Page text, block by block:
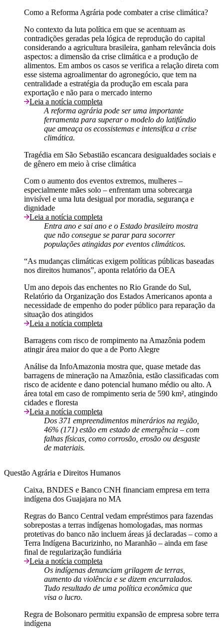
Como a Reforma Agrária pode combater a crise climática?
No contexto da luta política em que se acentuam as
contradições geradas pela lógica de reprodução do capital
considerando a agricultura brasileira, ganham relevância dois
aspectos: a dimensão da crise climática e a produção de
alimentos. Em ambos os casos se verifica a relação direta com
esse sistema agroalimentar do agronegócio, que tem na
centralidade a estratégia da produção em escala para
exportação e não para o mercado interno
Leia a notícia completa
A reforma agrária pode ser uma importante
ferramenta para superar o modelo do latifúndio
que ameaça os ecossistemas e intensifica a crise
climática.
Tragédia em São Sebastião escancara desigualdades sociais e
de gênero em meio à crise climática
Com o aumento dos eventos extremos, mulheres –
especialmente mães solo – enfrentam uma sobrecarga
invisível e uma luta desigual por moradia, segurança e
dignidade
Leia a notícia completa
Entra ano e sai ano e o Estado brasileiro mostra
que não consegue se parar para socorrer
populações atingidas por eventos climáticos.
“As mudanças climáticas exigem políticas públicas baseadas
nos direitos humanos”, aponta relatório da OEA
Um ano depois das enchentes no Rio Grande do Sul,
Relatório da Organização dos Estados Americanos aponta a
necessidade de empenho do poder público para reparação da
situação dos atingidos
Leia a notícia completa
Barragens com risco de rompimento na Amazônia podem
atingir área maior do que a de Porto Alegre
Análise da InfoAmazonia mostra que, quase metade das
barragens de mineração na Amazônia, estão classificadas com
risco de acidente e dano potencial humano médio ou alto. A
área total em caso de rompimento seria de 590 km², atingindo
cidades e floresta
Leia a notícia completa
Dos 371 empreendimentos minerários na região,
46% (171) estão em estado de emergência – com
falhas físicas, como corrosão, erosão ou desgaste
de materiais.
Questão Agrária e Direitos Humanos
Caixa, BNDES e Banco CNH financiam empresa em terra
indígena dos Guajajara no MA
Regras do Banco Central vedam empréstimos para fazendas
sobrepostas a terras indígenas homologadas, mas normas
protetivas do banco não incluem áreas já declaradas – como a
Terra Indígena Bacurizinho, no Maranhão – ainda em fase
final de regularização fundiária
Leia a notícia completa
Os indígenas denunciam grilagem de terras,
aumento da violência e se dizem encurralados.
Tudo resultado de uma política econômica que
visa o lucro.
Regra de Bolsonaro permitiu expansão de empresa sobre terra
indígena